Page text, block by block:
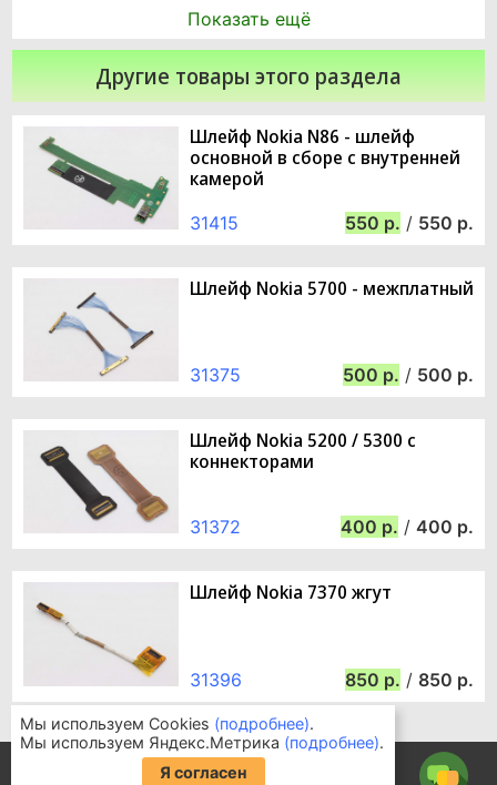
Показать ещё
Другие товары этого раздела
Шлейф Nokia N86 - шлейф
основной в сборе с внутренней
камерой
31415 550 / 550
Шлейф Nokia 5700 - межплатный
31375 500 / 500
Шлейф Nokia 5200 / 5300 c
коннекторами
31372 400 / 400
Шлейф Nokia 7370 жгут
31396 850 / 850
Информация для покупателей
Мы используем Cookies (подробнее).
Мы используем Яндекс.Метрика (подробнее).
Я согласен